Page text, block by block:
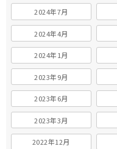
2024年7月
2024年4月
2024年1月
2023年9月
2023年6月
2023年3月
2022年12月